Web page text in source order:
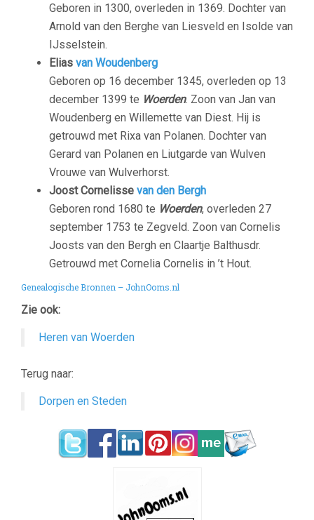
Geboren in 1300, overleden in 1369. Dochter van
Arnold van den Berghe van Liesveld en Isolde van
IJsselstein.
Elias van Woudenberg
Geboren op 16 december 1345, overleden op 13
december 1399 te Woerden. Zoon van Jan van
Woudenberg en Willemette van Diest. Hij is
getrouwd met Rixa van Polanen. Dochter van
Gerard van Polanen en Liutgarde van Wulven
Vrouwe van Wulverhorst.
Joost Cornelisse van den Bergh
Geboren rond 1680 te Woerden, overleden 27
september 1753 te Zegveld. Zoon van Cornelis
Joosts van den Bergh en Claartje Balthusdr.
Getrouwd met Cornelia Cornelis in ’t Hout.
Genealogische Bronnen – JohnOoms.nl
Zie ook:
Heren van Woerden
Terug naar:
Dorpen en Steden